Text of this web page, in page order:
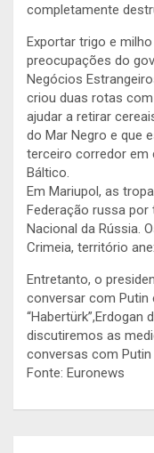
completamente
Exportar trigo e
preocupações do
Negócios
criou duas rotas
ajudar a retirar
do Mar Negro e que
terceiro corredor em
Báltico.
Em Mariupol, as
Federação russa por
Nacional da Rússia.
Crimeia, território
Entretanto, o
conversar com Putin
“Habertürk”,Erdogan
discutiremos as
conversas com Putin
Fonte: Euronews